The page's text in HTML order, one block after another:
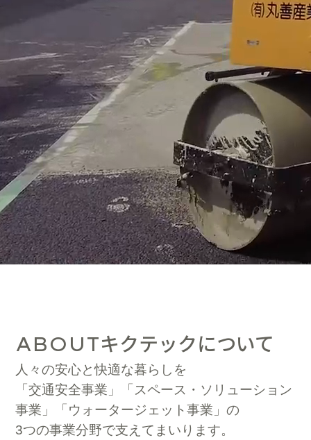
ABOUTキクテックについて
人々の安心と快適な暮らしを
「交通安全事業」「スペース・ソリューション
事業」「ウォータージェット事業」の
3つの事業分野で支えてまいります。